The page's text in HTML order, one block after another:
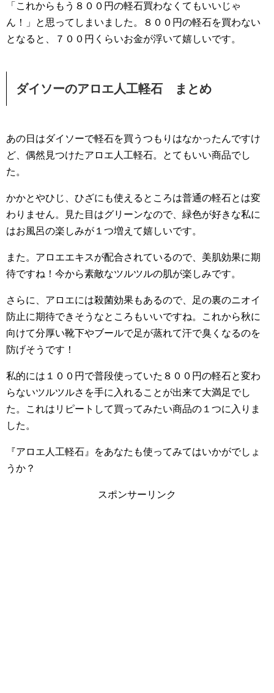
「これからもう８００円の軽石買わなくてもいいじゃ
ん！」と思ってしまいました。８００円の軽石を買わない
となると、７００円くらいお金が浮いて嬉しいです。
ダイソーのアロエ人工軽石 まとめ
あの日はダイソーで軽石を買うつもりはなかったんですけ
ど、偶然見つけたアロエ人工軽石。とてもいい商品でし
た。
かかとやひじ、ひざにも使えるところは普通の軽石とは変
わりません。見た目はグリーンなので、緑色が好きな私に
はお風呂の楽しみが１つ増えて嬉しいです。
また。アロエエキスが配合されているので、美肌効果に期
待ですね！今から素敵なツルツルの肌が楽しみです。
さらに、アロエには殺菌効果もあるので、足の裏のニオイ
防止に期待できそうなところもいいですね。これから秋に
向けて分厚い靴下やブールで足が蒸れて汗で臭くなるのを
防げそうです！
私的には１００円で普段使っていた８００円の軽石と変わ
らないツルツルさを手に入れることが出来て大満足でし
た。これはリピートして買ってみたい商品の１つに入りま
した。
『アロエ人工軽石』をあなたも使ってみてはいかがでしょ
うか？
スポンサーリンク